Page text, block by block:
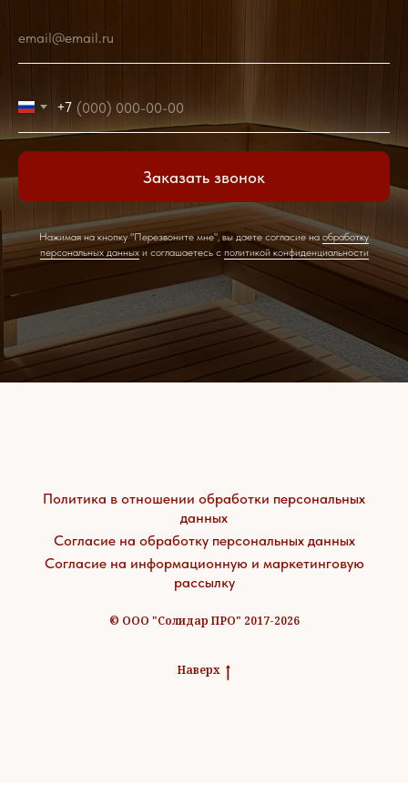
email@email.ru
+7
Заказать звонок
Нажимая на кнопку "Перезвоните мне", вы даете согласие наобработку
персональных данныхи соглашаетесь c политикой конфиденциальности
Политика в отношении обработки персональных
данных
Согласие на обработку персональных данных
Согласие на информационную и маркетинговую
рассылку
© ООО "Солидар ПРО" 2017-2026
Наверх